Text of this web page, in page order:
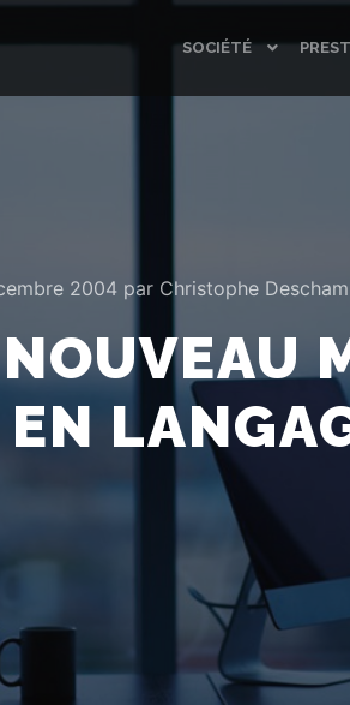
SOCIÉTÉ
2004 par Christophe
EN